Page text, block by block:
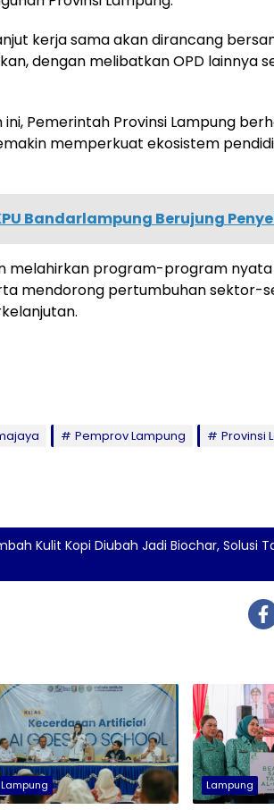
kerja sama akan dirancang
dengan melibatkan OPD lainnya
Pemerintah Provinsi Lampung
memperkuat ekosistem
Bandarlampung Berujung
melahirkan program-program
mendorong pertumbuhan sektor-
Pemprov Lampung
Provinsi
Kulit Kopi Diubah Jadi Biochar, Solusi
Lampung Lampung